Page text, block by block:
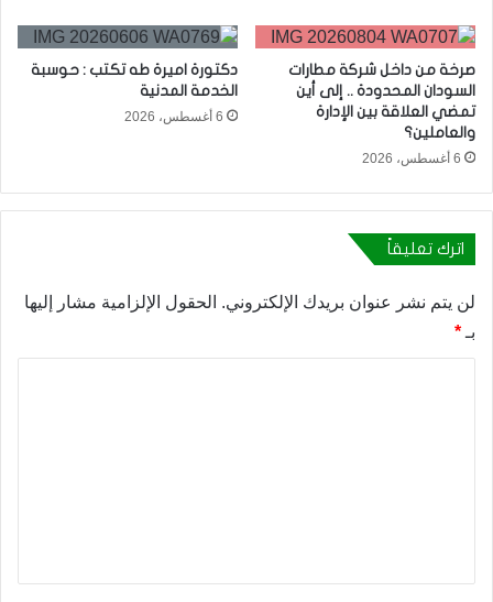
صرخة من داخل شركة مطارات
السودان المحدودة .. إلى أين
تمضي العلاقة بين الإدارة
والعاملين؟
6 أغسطس، 2026
دكتورة اميرة طه تكتب : حوسبة
الخدمة المدنية
6 أغسطس، 2026
اترك تعليقاً
لن يتم نشر عنوان بريدك الإلكتروني. الحقول الإلزامية مشار إليها
بـ *